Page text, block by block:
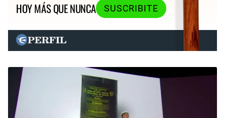
HOY MÁS QUE NUNCA
SUSCRIBITE